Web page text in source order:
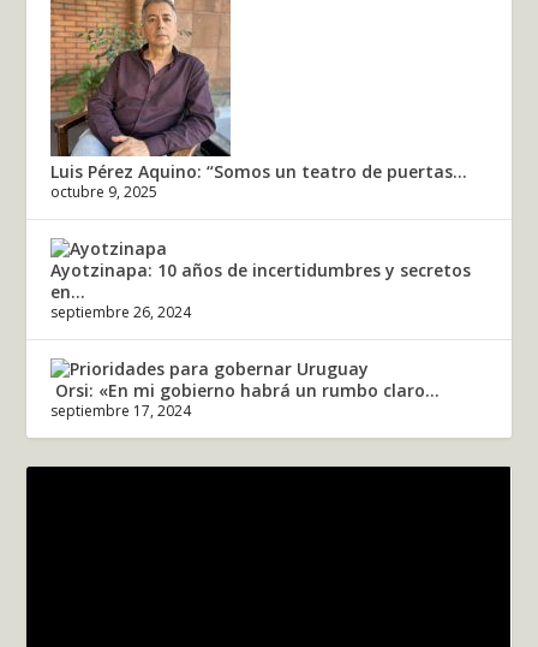
Luis Pérez Aquino: “Somos un teatro de puertas...
octubre 9, 2025
Ayotzinapa: 10 años de incertidumbres y secretos
en...
septiembre 26, 2024
Orsi: «En mi gobierno habrá un rumbo claro...
septiembre 17, 2024